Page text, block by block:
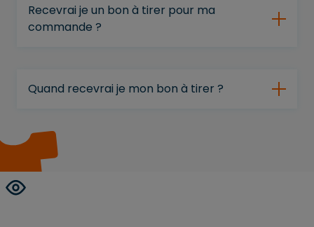
Recevrai je un bon à tirer pour ma
commande ?
Quand recevrai je mon bon à tirer ?